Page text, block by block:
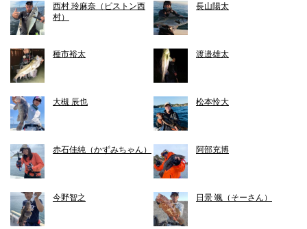
西村 玲麻奈（ピストン西
村）
長山陽太
種市裕太 渡邉雄太
大槻 辰也 松本怜大
赤石佳純（かずみちゃん） 阿部充博
今野智之 日景 颯（そーさん）